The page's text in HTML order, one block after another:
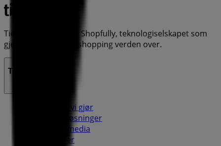
Tiendeo er en del av Shopfully, teknologiselskapet som
gjenoppfinner lokal shopping verden over.
Tiendeo
Dette er det vi gjør
Forretningsløsninger
Nyheter og media
Ledige jobber